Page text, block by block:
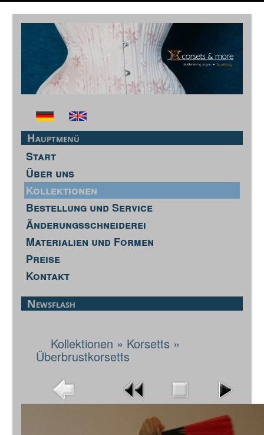
Hauptmenü
Start
Über uns
Kollektionen
Bestellung und Service
Änderungsschneiderei
Materialien und Formen
Preise
Kontakt
Newsflash
Kollektionen » Korsetts »
Überbrustkorsetts